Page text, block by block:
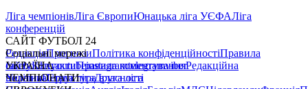
Ліга чемпіонівЛіга ЄвропиЮнацька ліга УЄФАЛіга
конференцій
САЙТ ФУТБОЛ 24
РедакціяПрогнозиПолітика конфіденційностіПравила
сайтуКонтактиПравила коментуванняРедакційна
політикаСтруктура власності
Соціальні мережі
facebookxyoutubeinstagramtelegramviber
УКРАЇНА
УкраїнаПерша лігаДруга ліга
ЧЕМПІОНАТИ